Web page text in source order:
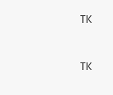
TK
TK